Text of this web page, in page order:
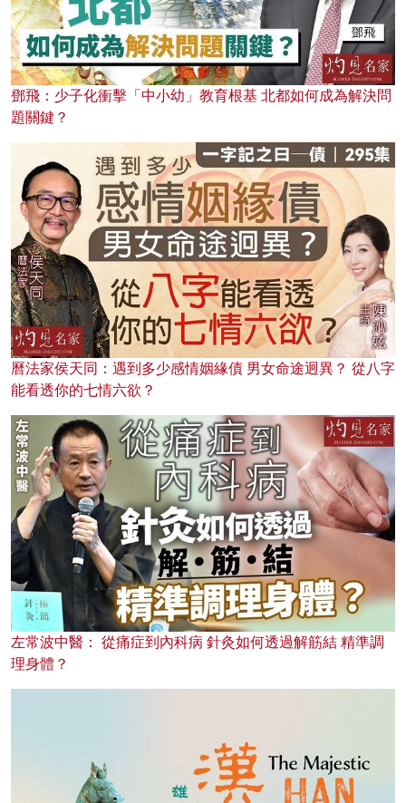
鄧飛：少子化衝擊「中小幼」教育根基 北都如何成為解決問
題關鍵？
曆法家侯天同：遇到多少感情姻緣債 男女命途迥異？ 從八字
能看透你的七情六欲？
左常波中醫： 從痛症到內科病 針灸如何透過解筋結 精準調
理身體？